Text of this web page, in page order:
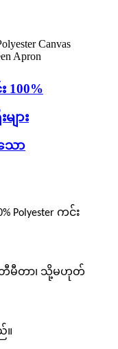
ျား
ော
Polyester ကင်း
င်တီမီတာ၊ သို့မဟုတ်
။